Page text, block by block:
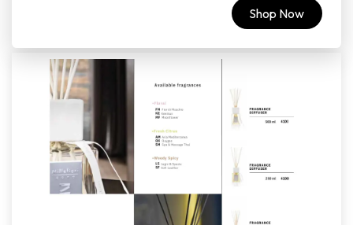
Shop Now